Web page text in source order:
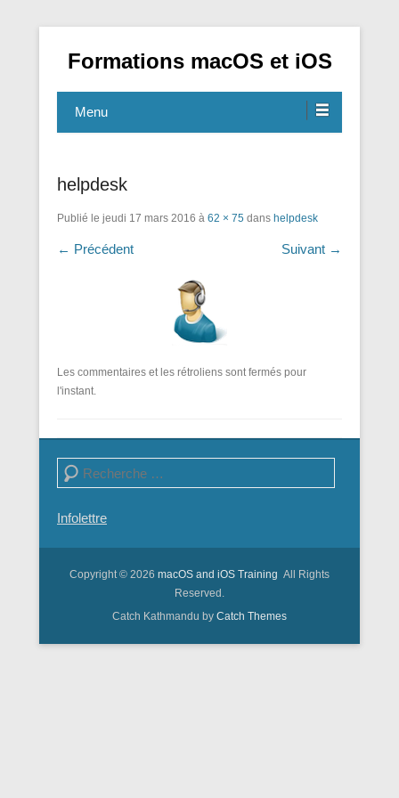
Formations macOS et iOS
Menu
helpdesk
Publié le jeudi 17 mars 2016 à 62 × 75 dans helpdesk
← Précédent Suivant →
Les commentaires et les rétroliens sont fermés pour
l'instant.
Recherche
Infolettre
Copyright © 2026 macOS and iOS Training All Rights
Reserved.
Catch Kathmandu by Catch Themes